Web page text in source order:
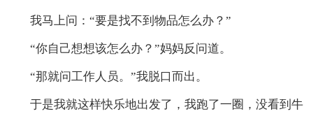
我马上问：“要是找不到物品怎么办？”
“你自己想想该怎么办？”妈妈反问道。
“那就问工作人员。”我脱口而出。
于是我就这样快乐地出发了，我跑了一圈，没看到牛